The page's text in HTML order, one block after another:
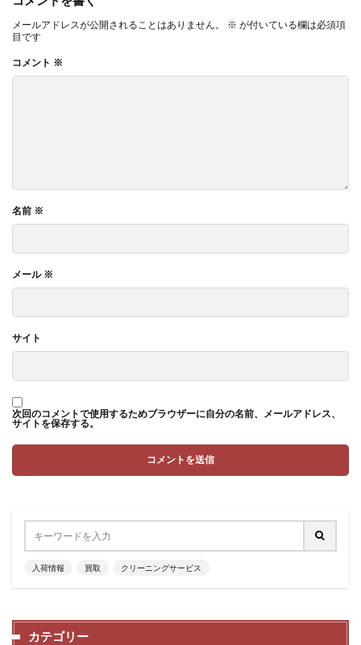
メールアドレスが公開されることはありません。 ※ が付いている欄は必須項
目です
コメント ※
名前 ※
メール ※
サイト
次回のコメントで使用するためブラウザーに自分の名前、メールアドレス、
サイトを保存する。
入荷情報 買取 クリーニングサービス
カテゴリー